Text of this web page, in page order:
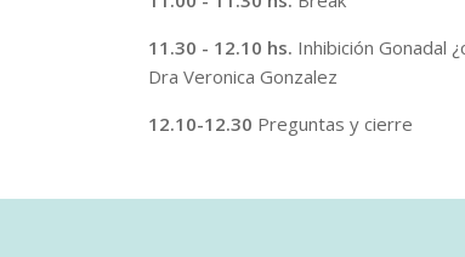
11.30 - 12.10 hs. Inhibición Gonadal
Dra Veronica Gonzalez
12.10-12.30 Preguntas y cierre